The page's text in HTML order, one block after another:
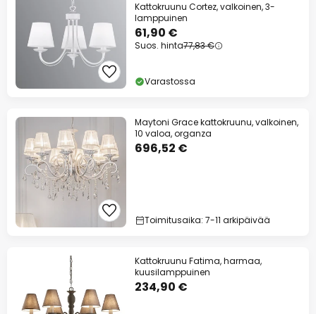
Kattokruunu Cortez, valkoinen, 3-
lamppuinen
61,90 €
Suos. hinta77,83 €
Varastossa
Maytoni Grace kattokruunu, valkoinen,
10 valoa, organza
696,52 €
Toimitusaika: 7-11 arkipäivää
Kattokruunu Fatima, harmaa,
kuusilamppuinen
234,90 €